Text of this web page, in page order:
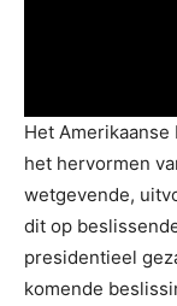
Het
het hervormen
wetgevende,
dit op
presidentieel
komende